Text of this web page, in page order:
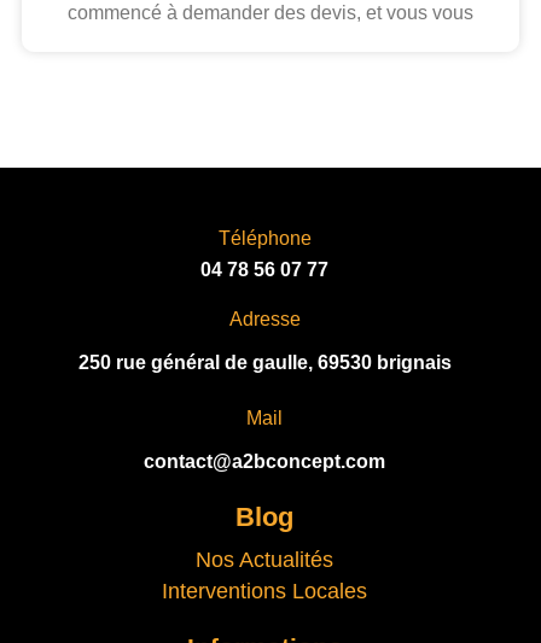
commencé à demander des devis, et vous vous
Téléphone
04 78 56 07 77
Adresse
250 rue général de gaulle, 69530 brignais
Mail
contact@a2bconcept.com
Blog
Nos Actualités
Interventions Locales